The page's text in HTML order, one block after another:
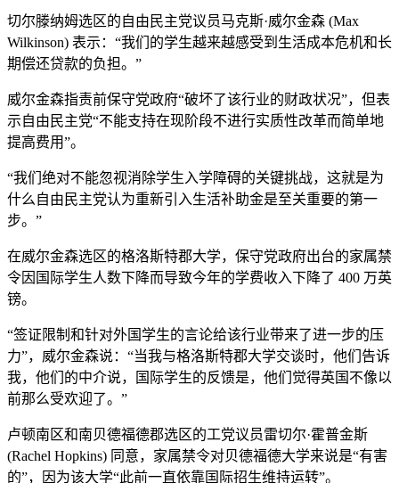
切尔滕纳姆选区的自由民主党议员马克斯·威尔金森 (Max
Wilkinson) 表示：“我们的学生越来越感受到生活成本危机和长
期偿还贷款的负担。”
威尔金森指责前保守党政府“破坏了该行业的财政状况”，但表
示自由民主党“不能支持在现阶段不进行实质性改革而简单地
提高费用”。
“我们绝对不能忽视消除学生入学障碍的关键挑战，这就是为
什么自由民主党认为重新引入生活补助金是至关重要的第一
步。”
在威尔金森选区的格洛斯特郡大学，保守党政府出台的家属禁
令因国际学生人数下降而导致今年的学费收入下降了 400 万英
镑。
“签证限制和针对外国学生的言论给该行业带来了进一步的压
力”，威尔金森说：“当我与格洛斯特郡大学交谈时，他们告诉
我，他们的中介说，国际学生的反馈是，他们觉得英国不像以
前那么受欢迎了。”
卢顿南区和南贝德福德郡选区的工党议员雷切尔·霍普金斯
(Rachel Hopkins) 同意，家属禁令对贝德福德大学来说是“有害
的”，因为该大学“此前一直依靠国际招生维持运转”。